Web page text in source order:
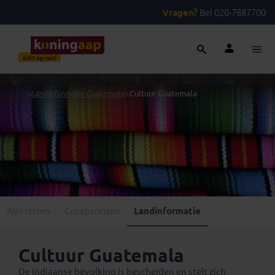
Vragen? Bel 020-7887700
>Landinformatie Guatemala>Cultuur Guatemala
Landinformatie
Cultuur Guatemala
De indiaanse bevolking is bescheiden en stelt zich